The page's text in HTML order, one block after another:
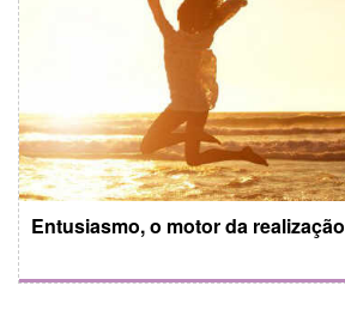
Entusiasmo, o motor da realização